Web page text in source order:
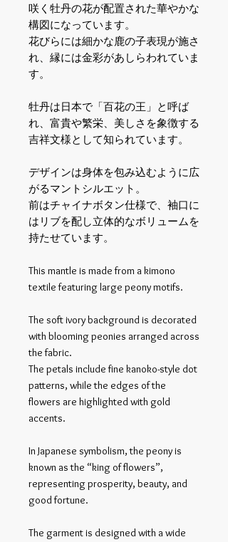
咲く牡丹の花が配置された華やかな
構図になっています。
花びらには細かな鹿の子表現が施さ
れ、縁には金彩があしらわれていま
す。
牡丹は日本で「百花の王」と呼ば
れ、富貴や繁栄、美しさを象徴する
吉祥文様として知られています。
デザインは身体を包み込むように広
がるマントシルエット。
前はチャイナボタン仕様で、袖口に
はリブを配し立体的なボリュームを
持たせています。
This mantle is made from a kimono
textile featuring large peony motifs.
The soft ivory background is decorated
with blooming peonies arranged across
the fabric.
The petals include fine kanoko-style dot
patterns, while the edges of the
flowers are highlighted with gold
accents.
In Japanese symbolism, the peony is
known as the “king of flowers”,
representing prosperity, beauty, and
good fortune.
The garment is designed with a wide